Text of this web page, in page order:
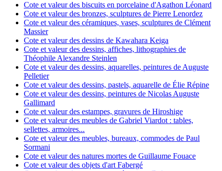
Cote et valeur des biscuits en porcelaine d'Agathon Léonard
Cote et valeur des bronzes, sculptures de Pierre Lenordez
Cote et valeur des céramiques, vases, sculptures de Clément
Massier
Cote et valeur des dessins de Kawahara Keiga
Cote et valeur des dessins, affiches, lithographies de
Théophile Alexandre Steinlen
Cote et valeur des dessins, aquarelles, peintures de Auguste
Pelletier
Cote et valeur des dessins, pastels, aquarelle de Élie Répine
Cote et valeur des dessins, peintures de Nicolas Auguste
Gallimard
Cote et valeur des estampes, gravures de Hiroshige
Cote et valeur des meubles de Gabriel Viardot : tables,
sellettes, armoires...
Cote et valeur des meubles, bureaux, commodes de Paul
Sormani
Cote et valeur des natures mortes de Guillaume Fouace
Cote et valeur des objets d'art Fabergé